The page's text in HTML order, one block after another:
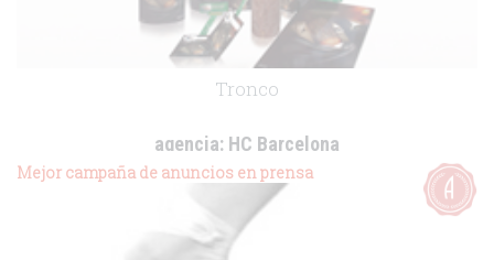
Tronco
agencia: HC Barcelona
cliente:Boehringer Ingelheim
Mejor campaña de anuncios en prensa